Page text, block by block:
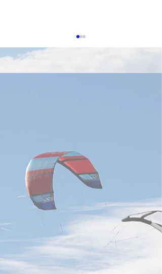
為替差損の警鐘鳴る
小企業向けに三つの為替リス
クヘッジ手段を推奨し、為替
変動による影響の緩和と経営
の安定化を図る方針...